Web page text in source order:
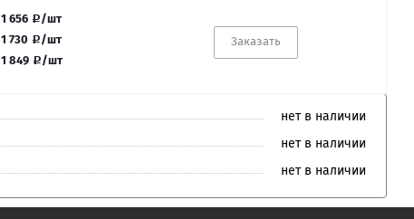
1 656 /шт
1 730 /шт
1 849 /шт
Заказать
нет в наличии
нет в наличии
нет в наличии